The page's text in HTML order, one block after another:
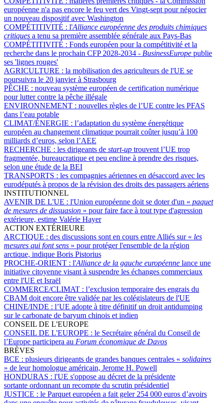
européenne n'a pas encore le feu vert des Vingt-sept pour négocier
un nouveau dispositif avec Washington
COMPÉTITIVITÉ : l'Alliance européenne des produits chimiques
critiques a tenu sa première assemblée générale aux Pays-Bas
COMPÉTITIVITÉ : Fonds européen pour la compétitivité et la
recherche dans le prochain CFP 2028-2034 - BusinessEurope publie
ses 'lignes rouges'
AGRICULTURE : la mobilisation des agriculteurs de l'UE se
poursuivra le 20 janvier à Strasbourg
PÊCHE : nouveau système européen de certification numérique
pour lutter contre la pêche illégale
ENVIRONNEMENT : nouvelles règles de l’UE contre les PFAS
dans l’eau potable
CLIMAT/ÉNERGIE : l’adaptation du système énergétique
européen au changement climatique pourrait coûter jusqu’à 100
milliards d’euros, selon l’AEE
RECHERCHE : les dirigeants de start-up trouvent l’UE trop
fragmentée, bureaucratique et peu encline à prendre des risques,
selon une étude de la BEI
TRANSPORTS : les compagnies aériennes en désaccord avec les
eurodéputés à propos de la révision des droits des passagers aériens
INSTITUTIONNEL
AVENIR DE L'UE : l'Union européenne doit se doter d'un « paquet
de mesures de dissuasion » pour faire face à tout type d'agression
extérieure, estime Valérie Hayer
ACTION EXTÉRIEURE
ARCTIQUE : des discussions sont en cours entre Alliés sur « les
mesures qui font sens » pour protéger l'ensemble de la région
arctique, indique Boris Pistorius
PROCHE-ORIENT : l'Alliance de la gauche européenne lance une
initiative citoyenne visant à suspendre les échanges commerciaux
entre l'UE et Israël
COMMERCE/CLIMAT : l’exclusion temporaire des engrais du
CBAM doit encore être validée par les colégislateurs de l'UE
CHINE/INDE : l’UE adopte à titre définitif un droit antidumping
sur le carbonate de baryum chinois et indien
CONSEIL DE L'EUROPE
CONSEIL DE L'EUROPE : le Secrétaire général du Conseil de
l’Europe participera au Forum économique de Davos
BRÈVES
BCE : plusieurs dirigeants de grandes banques centrales « solidaires
» de leur homologue américain, Jerome H. Powell
HONDURAS : l'UE s'oppose au décret de la présidente
sortante ordonnant un recompte du scrutin présidentiel
JUSTICE : le Parquet européen a fait geler 254 000 euros d’avoirs